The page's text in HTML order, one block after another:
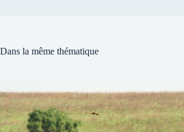
Dans la même thématique